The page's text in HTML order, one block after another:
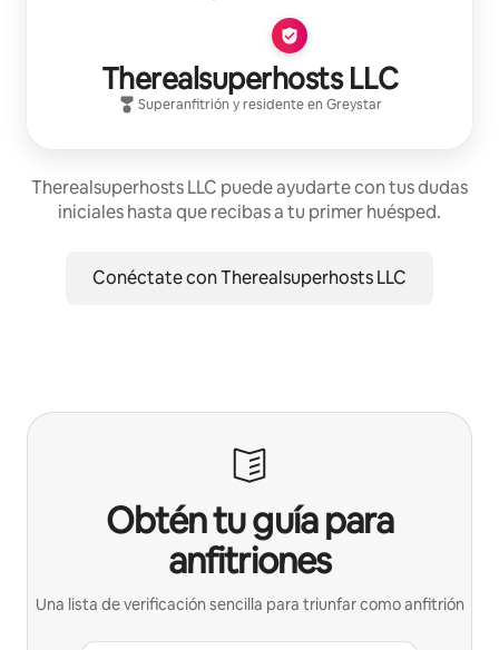
Therealsuperhosts LLC
Superanfitrión y residente en Greystar
Therealsuperhosts LLC puede ayudarte con tus dudas
iniciales hasta que recibas a tu primer huésped.
Conéctate con Therealsuperhosts LLC
Obtén tu guía para
anfitriones
Una lista de verificación sencilla para triunfar como anfitrión